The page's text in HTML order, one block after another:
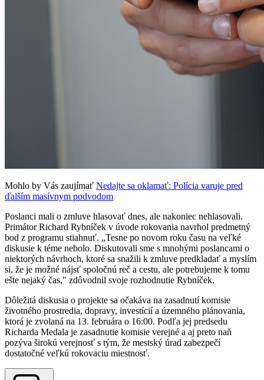
Mohlo by Vás zaujímať Nedajte sa oklamať: Polícia varuje pred
ďalším masívnym podvodom
Poslanci mali o zmluve hlasovať dnes, ale nakoniec nehlasovali.
Primátor Richard Rybníček v úvode rokovania navrhol predmetný
bod z programu stiahnuť. „Tesne po novom roku času na veľké
diskusie k téme nebolo. Diskutovali sme s mnohými poslancami o
niektorých návrhoch, ktoré sa snažili k zmluve predkladať a myslím
si, že je možné nájsť spoločnú reč a cestu, ale potrebujeme k tomu
ešte nejaký čas," zdôvodnil svoje rozhodnutie Rybníček.
Dôležitá diskusia o projekte sa očakáva na zasadnutí komisie
životného prostredia, dopravy, investícií a územného plánovania,
ktorá je zvolaná na 13. februára o 16:00. Podľa jej predsedu
Richarda Medala je zasadnutie komisie verejné a aj preto naň
pozýva širokú verejnosť s tým, že mestský úrad zabezpečí
dostatočné veľkú rokovaciu miestnosť.